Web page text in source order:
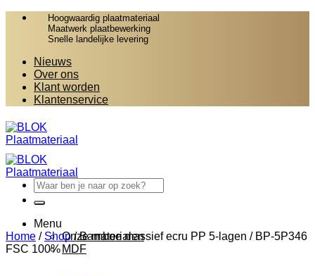
Hoogwaardig plaatmateriaal
Maatwerk plaatbewerking
Snelle landelijke levering
Nieuws
Over ons
Klant worden
Klantenservice
Menu
Onze materialen
MDF
Zoeken
naar:
Home / Shop/Bamboe massief ecru PP 5-lagen / BP-5P346
FSC 100%